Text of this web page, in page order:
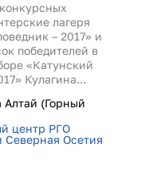
лагеря
– 2017» и
победителей в
«Катунский
Кулагина...
Алтай (Горный
центр РГО
Северная Осетия